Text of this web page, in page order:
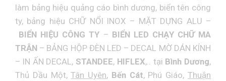
làm bảng hiệu quảng cáo bình dương, biển tên công
ty, bảng hiệu CHỮ NỔI INOX – MẶT DỰNG ALU –
BIỂN HIỆU CÔNG TY – BIỂN LED CHẠY CHỮ MA
TRẬN – BẢNG HỘP ĐÈN LED – DECAL MỜ DÁN KÍNH
– IN ẤN DECAL, STANDEE, HIFLEX,.. tại Bình Dương,
Thủ Dầu Một,Tân Uyên, Bến Cát, Phú Giáo,Thuận